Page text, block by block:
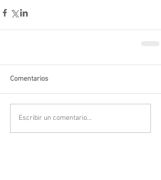
Comentarios
Escribir un comentario...